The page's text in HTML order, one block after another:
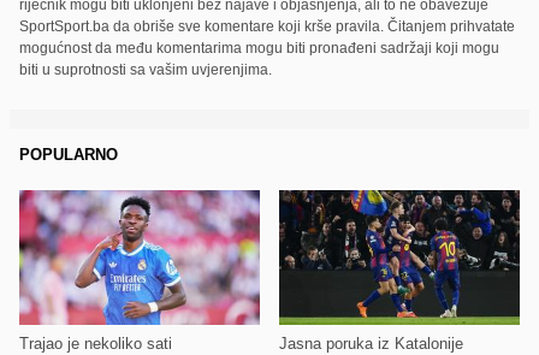
riječnik mogu biti uklonjeni bez najave i objašnjenja, ali to ne obavezuje
SportSport.ba da obriše sve komentare koji krše pravila. Čitanjem prihvatate
mogućnost da među komentarima mogu biti pronađeni sadržaji koji mogu
biti u suprotnosti sa vašim uvjerenjima.
POPULARNO
Trajao je nekoliko sati Jasna poruka iz Katalonije